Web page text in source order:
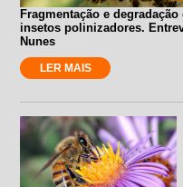
Fragmentação e
insetos polinizadores.
Nunes
LER MAIS